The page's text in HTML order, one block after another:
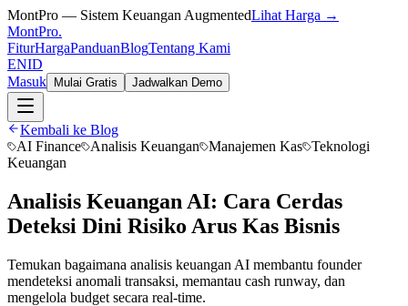
MontPro — Sistem Keuangan AugmentedLihat Harga →
MontPro.
FiturHargaPanduanBlogTentang Kami
ENID
Masuk
Mulai Gratis Jadwalkan Demo
Kembali ke Blog
AI Finance
Analisis Keuangan Manajemen Kas Teknologi
Keuangan
Analisis Keuangan AI: Cara Cerdas
Deteksi Dini Risiko Arus Kas Bisnis
Temukan bagaimana analisis keuangan AI membantu founder
mendeteksi anomali transaksi, memantau cash runway, dan
mengelola budget secara real-time.